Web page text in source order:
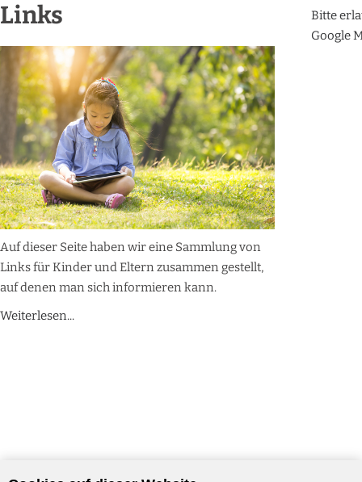
Links
Auf dieser Seite haben wir eine Sammlung von
Links für Kinder und Eltern zusammen gestellt,
auf denen man sich informieren kann.
Weiterlesen...
Bitte
Google